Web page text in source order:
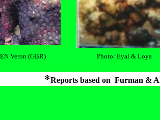
Veron (GBR) Photo: Eyal & Loya
*Reports based on Furman &